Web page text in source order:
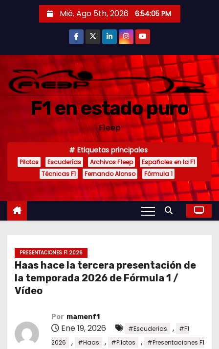
i
Mié. Ago 5th, 2026 6:54:07 PM
F1 en estado puro
F1eep
Etiquetas principales
Pilotos Escuderías Archivos F1eep
Españoles en la F1
Técnicas F1
Fernando Alonso Fórmula 1
PRESENTACIONES F1 2026
Haas hace la tercera presentación de
la temporada 2026 de Fórmula 1 /
Vídeo
Por mamenf1
Ene 19, 2026 #Escuderías ,
#F1
2026
, #Haas , #Pilotos ,
#Presentaciones F1